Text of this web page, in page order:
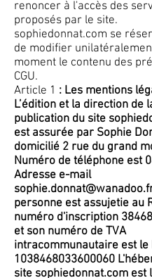
renoncer à l'accès des
proposés par le site.
sophiedonnat.com se
de modifier
moment le contenu des
CGU.
Article 1 : Les mentions
L’édition et la direction de
publication du site
est assurée par Sophie
domicilié 2 rue du grand
Numéro de téléphone est
Adresse e-mail
personne est assujetie au
numéro d'inscription
et son numéro de TVA
intracommunautaire est le
1038468033600060
site sophiedonnat.com est